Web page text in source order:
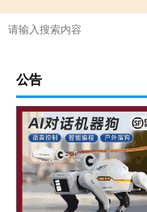
公告